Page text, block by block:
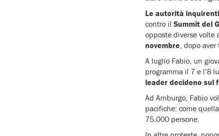
Le autorità
contro il Summit del
opposte diverse
novembre , dopo
A luglio Fabio, un
programma il 7 e l’8
leader decidono sul
Ad Amburgo, Fabio
pacifiche: come
75.000 persone.